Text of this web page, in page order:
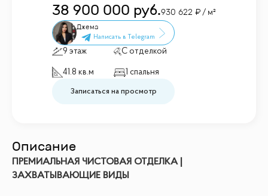
38 900 000 руб.930 622 / м²
Джема
9 этаж С отделкой
41.8 кв.м 1 спальня
Записаться на просмотр
Описание
ПРЕМИАЛЬНАЯ ЧИСТОВАЯ ОТДЕЛКА |
ЗАХВАТЫВАЮЩИЕ ВИДЫ